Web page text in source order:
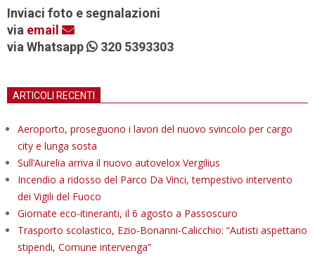
Inviaci foto e segnalazioni
via email
via Whatsapp
320 5393303
ARTICOLI RECENTI
Aeroporto, proseguono i lavori del nuovo svincolo per cargo
city e lunga sosta
Sull’Aurelia arriva il nuovo autovelox Vergilius
Incendio a ridosso del Parco Da Vinci, tempestivo intervento
dei Vigili del Fuoco
Giornate eco-itineranti, il 6 agosto a Passoscuro
Trasporto scolastico, Ezio-Bonanni-Calicchio: “Autisti aspettano
stipendi, Comune intervenga”